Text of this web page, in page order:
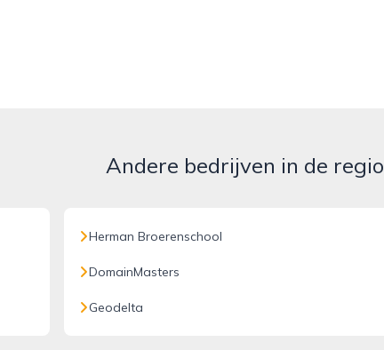
Andere bedrijven in de regio
Herman Broerenschool
DomainMasters
Geodelta